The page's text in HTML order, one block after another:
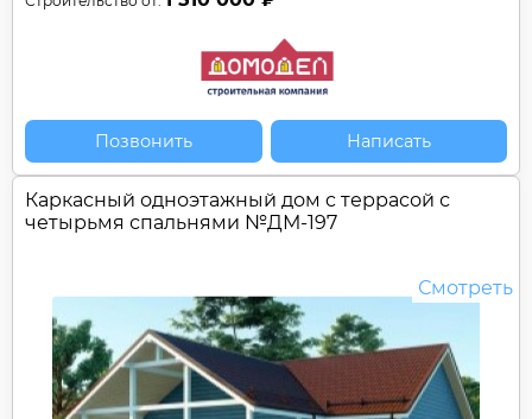
Позвонить Написать
Каркасный одноэтажный дом c террасой с
четырьмя спальнями №ДМ-197
Смотреть